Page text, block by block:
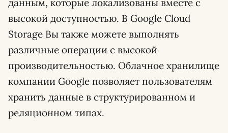
данным, которые локализованы вместе с
высокой доступностью. В Google Cloud
Storage Вы также можете выполнять
различные операции с высокой
производительностью. Облачное хранилище
компании Google позволяет пользователям
хранить данные в структурированном и
реляционном типах.